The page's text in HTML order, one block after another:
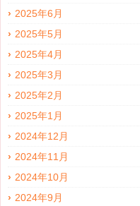
2025年6月
2025年5月
2025年4月
2025年3月
2025年2月
2025年1月
2024年12月
2024年11月
2024年10月
2024年9月